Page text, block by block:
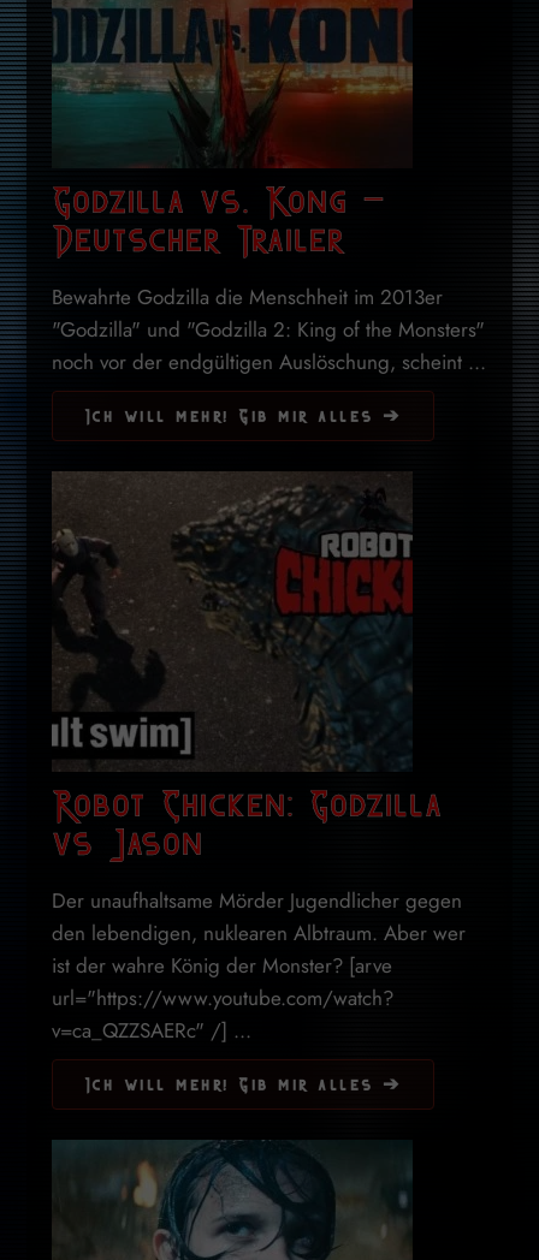
Godzilla vs. Kong –
Deutscher Trailer
Bewahrte Godzilla die Menschheit im 2013er
"Godzilla" und "Godzilla 2: King of the Monsters"
noch vor der endgültigen Auslöschung, scheint ...
Ich will mehr! Gib mir alles ➔
Robot Chicken: Godzilla
vs Jason
Der unaufhaltsame Mörder Jugendlicher gegen
den lebendigen, nuklearen Albtraum. Aber wer
ist der wahre König der Monster? [arve
url="https://www.youtube.com/watch?
v=ca_QZZSAERc" /] ...
Ich will mehr! Gib mir alles ➔